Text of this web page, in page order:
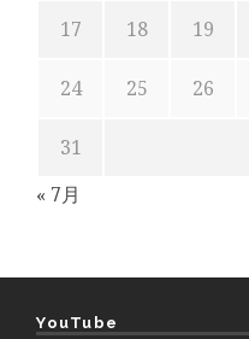
17 18 19
24 25 26
31
« 7月
YouTube